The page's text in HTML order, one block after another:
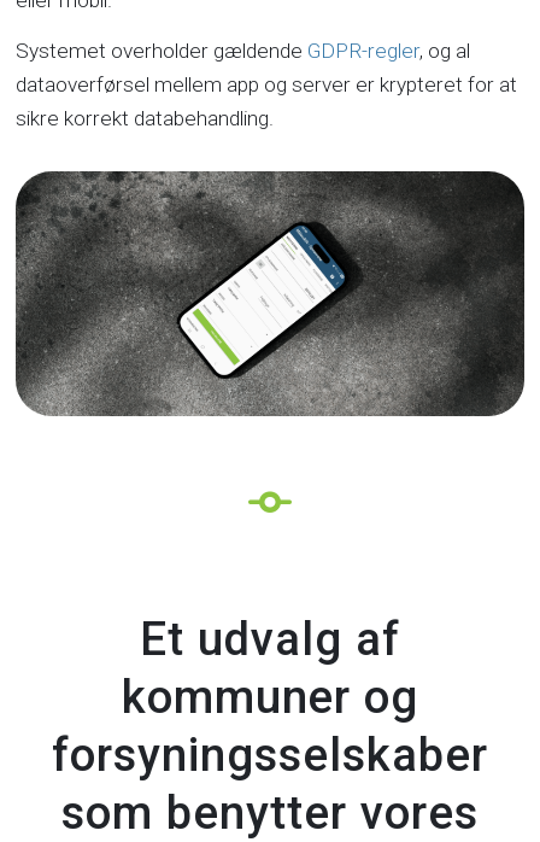
Systemet overholder gældende GDPR-regler, og al
dataoverførsel mellem app og server er krypteret for at
sikre korrekt databehandling.
Et udvalg af
kommuner og
forsyningsselskaber
som benytter vores